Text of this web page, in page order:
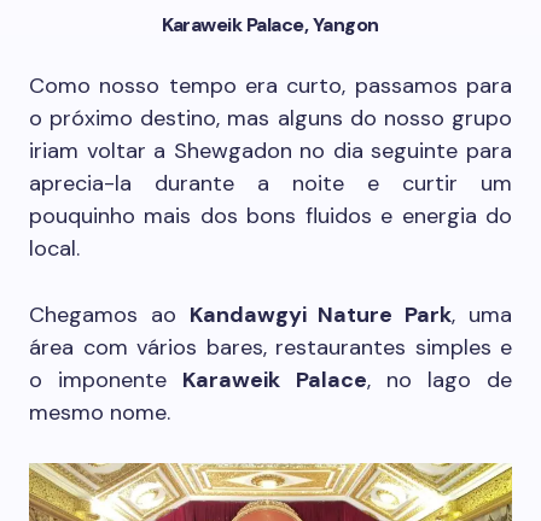
Karaweik Palace, Yangon
Como nosso tempo era curto, passamos para
o próximo destino, mas alguns do nosso grupo
iriam voltar a Shewgadon no dia seguinte para
aprecia-la durante a noite e curtir um
pouquinho mais dos bons fluidos e energia do
local.
Chegamos ao Kandawgyi Nature Park, uma
área com vários bares, restaurantes simples e
o imponente Karaweik Palace, no lago de
mesmo nome.